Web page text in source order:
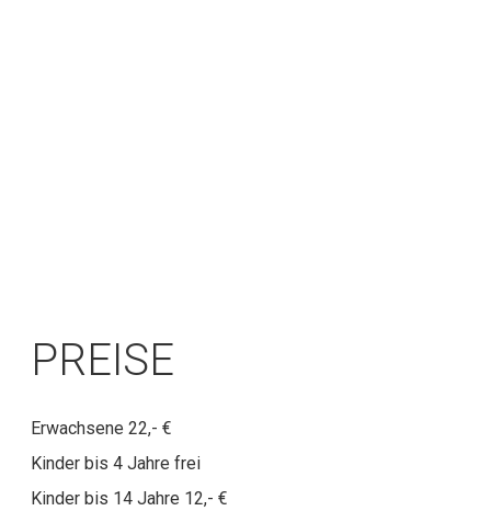
PREISE
Erwachsene 22,- €
Kinder bis 4 Jahre frei
Kinder bis 14 Jahre 12,- €